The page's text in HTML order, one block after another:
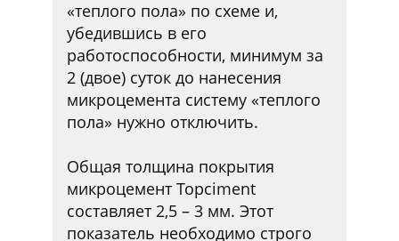
«теплого пола» по схеме и,
убедившись в его
работоспособности, минимум за
2 (двое) суток до нанесения
микроцемента систему «теплого
пола» нужно отключить.
Общая толщина покрытия
микроцемент Topciment
составляет 2,5 – 3 мм. Этот
показатель необходимо строго